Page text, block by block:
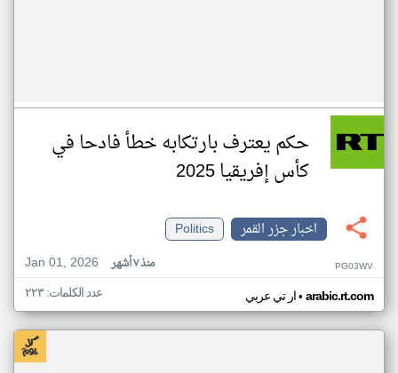
حكم يعترف بارتكابه خطأ فادحا في
كأس إفريقيا 2025
اخبار جزر القمر
Politics
Jan 01, 2026
منذ ٧ أشهر PG03WV
ار تي عربي• arabic.rt.com عدد الكلمات: ٢٢٣